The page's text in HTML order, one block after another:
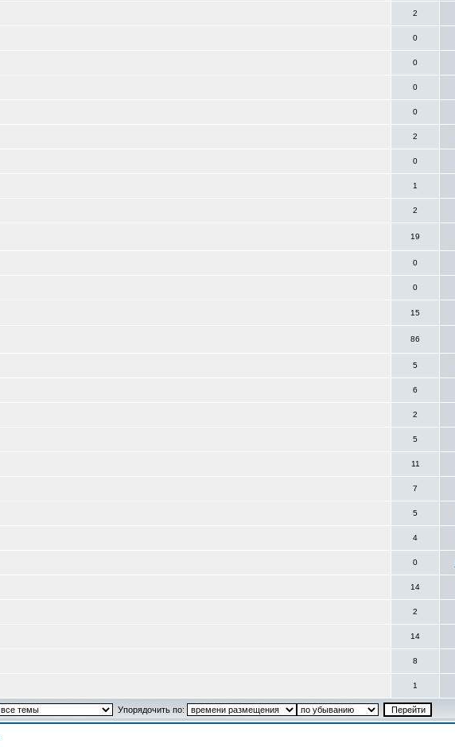
2
0
0
0
0
2
0
1
2
19
0
0
15
86
5
6
2
5
11
7
5
4
0
14
2
14
8
1
Упорядочить по: